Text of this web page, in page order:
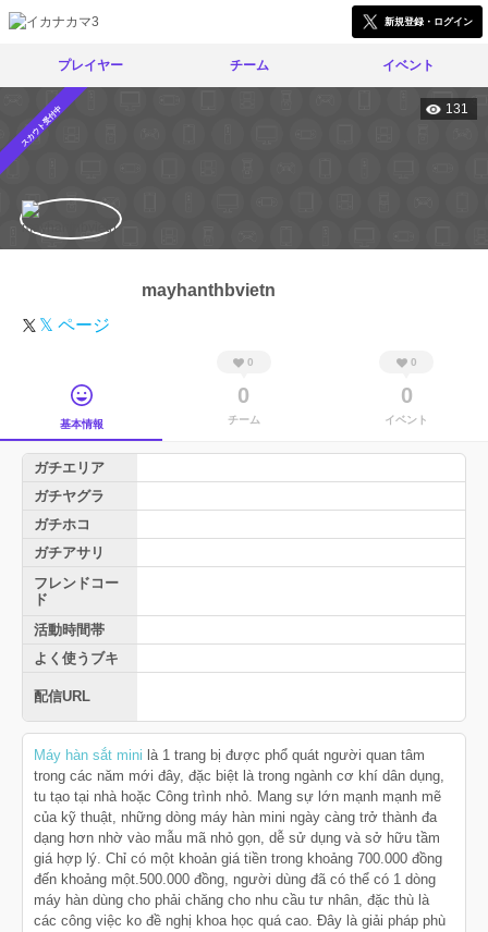
新規登録・ログイン
プレイヤー チーム イベント
スカウト受付中 131
mayhanthbvietn
𝕏 ページ
基本情報
0
0
チーム
0
0
イベント
ガチエリア
ガチヤグラ
ガチホコ
ガチアサリ
フレンドコー
ド
活動時間帯
よく使うブキ
配信URL
Máy hàn sắt mini là 1 trang bị được phổ quát người quan tâm
trong các năm mới đây, đặc biệt là trong ngành cơ khí dân dụng,
tu tạo tại nhà hoặc Công trình nhỏ. Mang sự lớn mạnh mạnh mẽ
của kỹ thuật, những dòng máy hàn mini ngày càng trở thành đa
dạng hơn nhờ vào mẫu mã nhỏ gọn, dễ sử dụng và sở hữu tầm
giá hợp lý. Chỉ có một khoản giá tiền trong khoảng 700.000 đồng
đến khoảng một.500.000 đồng, người dùng đã có thể có 1 dòng
máy hàn dùng cho phải chăng cho nhu cầu tư nhân, đặc thù là
các công việc ko đề nghị khoa học quá cao. Đây là giải pháp phù